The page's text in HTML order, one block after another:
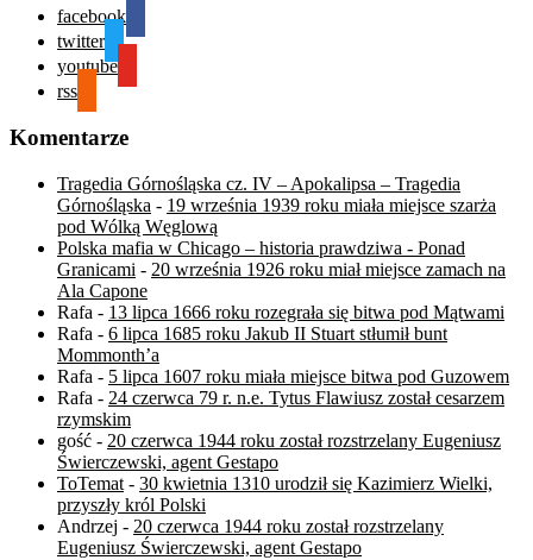
facebook
twitter
youtube
rss
Komentarze
Tragedia Górnośląska cz. IV – Apokalipsa – Tragedia
Górnośląska - 19 września 1939 roku miała miejsce szarża
pod Wólką Węglową
Polska mafia w Chicago – historia prawdziwa - Ponad
Granicami - 20 września 1926 roku miał miejsce zamach na
Ala Capone
Rafa - 13 lipca 1666 roku rozegrała się bitwa pod Mątwami
Rafa - 6 lipca 1685 roku Jakub II Stuart stłumił bunt
Mommonth’a
Rafa - 5 lipca 1607 roku miała miejsce bitwa pod Guzowem
Rafa - 24 czerwca 79 r. n.e. Tytus Flawiusz został cesarzem
rzymskim
gość - 20 czerwca 1944 roku został rozstrzelany Eugeniusz
Świerczewski, agent Gestapo
ToTemat - 30 kwietnia 1310 urodził się Kazimierz Wielki,
przyszły król Polski
Andrzej - 20 czerwca 1944 roku został rozstrzelany
Eugeniusz Świerczewski, agent Gestapo